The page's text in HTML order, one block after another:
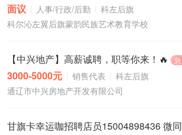
面议 人事/行政/后勤
科左后旗
科尔沁左翼后旗蒙韵民族艺术教育学校
【中兴地产】高薪诚聘，职等你来！🔥 急
3000-5000元 销售代表
科左后旗
通辽市中兴房地产开发有限公司
甘旗卡幸运咖招聘店员15004898436 微同